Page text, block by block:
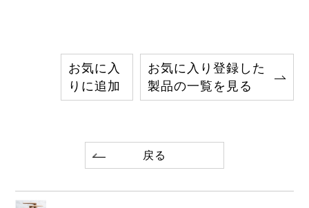
お気に入
りに追加
お気に入り登録した
製品の一覧を見る
戻る